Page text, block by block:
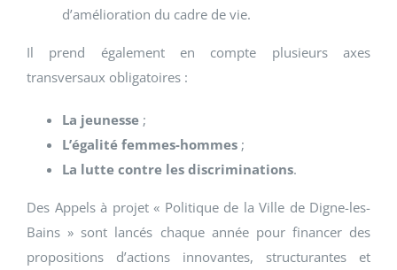
d’amélioration du cadre de vie.
Il prend également en compte plusieurs axes
transversaux obligatoires :
La jeunesse ;
L’égalité femmes-hommes ;
La lutte contre les discriminations.
Des Appels à projet « Politique de la Ville de Digne-les-
Bains » sont lancés chaque année pour financer des
propositions d’actions innovantes, structurantes et